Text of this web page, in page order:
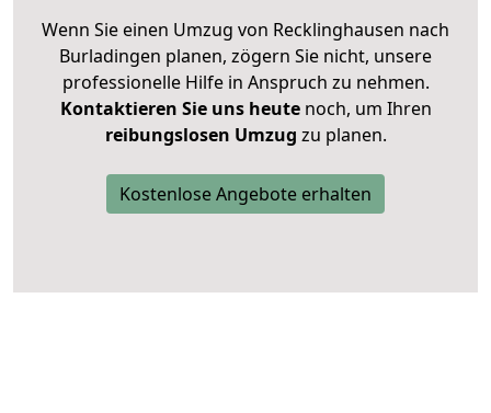
Wenn Sie einen Umzug von Recklinghausen nach
Burladingen planen, zögern Sie nicht, unsere
professionelle Hilfe in Anspruch zu nehmen.
Kontaktieren Sie uns heutenoch, um Ihren
reibungslosen Umzug zu planen.
Kostenlose Angebote erhalten